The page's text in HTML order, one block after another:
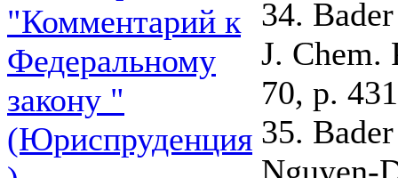
"Комментарий к
Федеральному
закону "
(Юриспруденция
34.
J. Chem.
70, p.
35.